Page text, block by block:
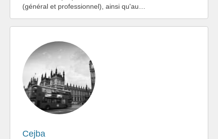
(général et professionnel), ainsi qu'au…
Cejba